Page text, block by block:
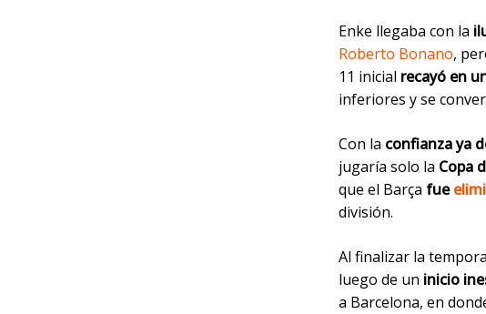
Enke llegaba con la
Roberto Bonano,
11 inicial recayó en
inferiores y se
Con la confianza ya
jugaría solo la Copa
que el Barça fue
división.
Al finalizar la
luego de un inicio
a Barcelona, en